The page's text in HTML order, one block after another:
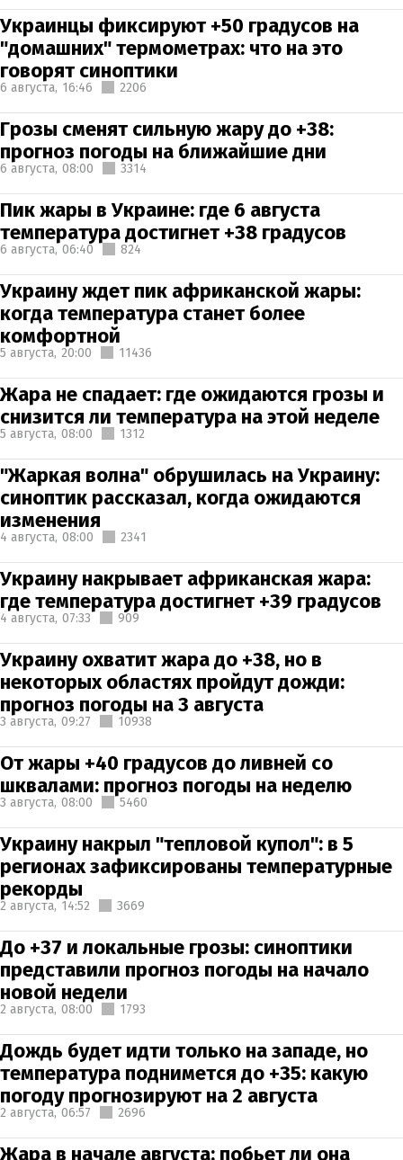
Украинцы фиксируют +50 градусов на
"домашних" термометрах: что на это
говорят синоптики
6 августа, 16:46 2206
Грозы сменят сильную жару до +38:
прогноз погоды на ближайшие дни
6 августа, 08:00 3314
Пик жары в Украине: где 6 августа
температура достигнет +38 градусов
6 августа, 06:40 824
Украину ждет пик африканской жары:
когда температура станет более
комфортной
5 августа, 20:00 11436
Жара не спадает: где ожидаются грозы и
снизится ли температура на этой неделе
5 августа, 08:00 1312
"Жаркая волна" обрушилась на Украину:
синоптик рассказал, когда ожидаются
изменения
4 августа, 08:00 2341
Украину накрывает африканская жара:
где температура достигнет +39 градусов
4 августа, 07:33 909
Украину охватит жара до +38, но в
некоторых областях пройдут дожди:
прогноз погоды на 3 августа
3 августа, 09:27 10938
От жары +40 градусов до ливней со
шквалами: прогноз погоды на неделю
3 августа, 08:00 5460
Украину накрыл "тепловой купол": в 5
регионах зафиксированы температурные
рекорды
2 августа, 14:52 3669
До +37 и локальные грозы: синоптики
представили прогноз погоды на начало
новой недели
2 августа, 08:00 1793
Дождь будет идти только на западе, но
температура поднимется до +35: какую
погоду прогнозируют на 2 августа
2 августа, 06:57 2696
Жара в начале августа: побьет ли она